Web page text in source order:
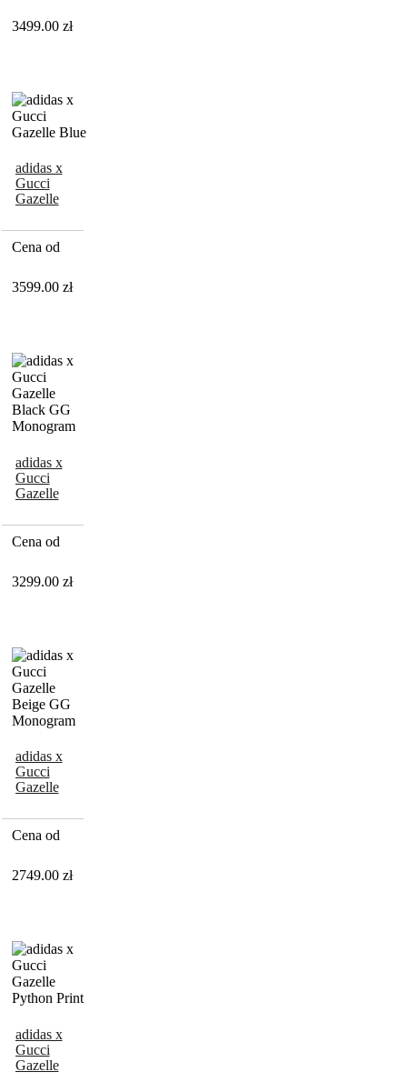
3499.00 zł
adidas x
Gucci
Gazelle
Cena od
3599.00 zł
adidas x
Gucci
Gazelle
Monogram
Cena od
3299.00 zł
adidas x
Gucci
Gazelle
Monogram
Cena od
2749.00 zł
adidas x
Gucci
Gazelle